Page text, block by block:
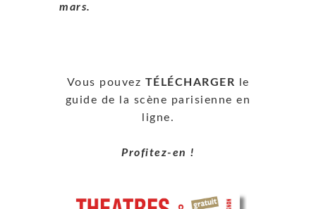
mars.
Vous pouvez TÉLÉCHARGER le
guide de la scène parisienne en
ligne.
Profitez-en !